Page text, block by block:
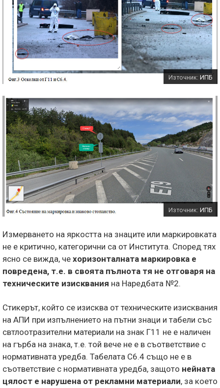
Източник: ИПБ
Източник: ИПБ
Измерването на яркостта на знаците или маркировката
не е критично, категорични са от Института. Според тях
ясно се вижда, че хоризонталната маркировка е
повредена, т.е. в своята пълнота тя не отговаря на
техническите изисквания на Наредбата №2.
Стикерът, който се изисква от техническите изисквания
на АПИ при изпълнението на пътни знаци и табели със
свтлоотразителни материали на знак Г11 не е наличен
на гърба на знака, т.е. той вече не е в съответствие с
нормативната уредба. Табелата С6.4 също не е в
съответствие с нормативната уредба, защото нейната
цялост е нарушена от рекламни материали, за което